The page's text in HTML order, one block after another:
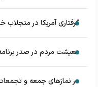
گرفتاری آمریکا در منجلاب
معیشت مردم در صدر
در نماز‌های جمعه و تجمعات